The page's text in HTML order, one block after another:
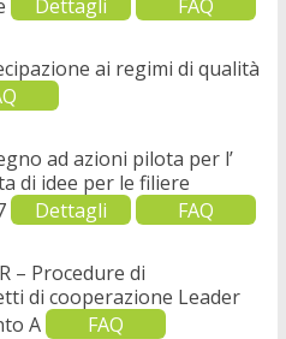
Dettagli FAQ
ai regimi di qualità
ad azioni pilota per l’
di idee per le filiere
Dettagli FAQ
– Procedure di
di cooperazione Leader
A
FAQ